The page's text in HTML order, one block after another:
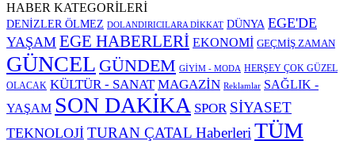
HABER KATEGORİLERİ
DENİZLER ÖLMEZ DOLANDIRICILARA DİKKAT DÜNYA EGE'DE
YAŞAM EGE HABERLERİ EKONOMİ GEÇMİŞ ZAMAN
GÜNCEL GÜNDEM GİYİM - MODA HERŞEY ÇOK GÜZEL
OLACAK KÜLTÜR - SANAT MAGAZİN Reklamlar SAĞLIK -
YAŞAM SON DAKİKA SPOR SİYASET
TEKNOLOJİ TURAN ÇATAL HaberleriTÜM